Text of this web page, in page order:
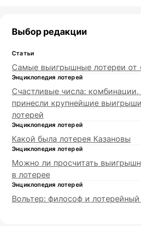
Выбор редакции
Статьи
Самые выигрышные лотереи от
Энциклопедия лотерей
Счастливые числа:
принесли крупнейшие
лотерей
Энциклопедия лотерей
Какой была лотерея Казановы
Энциклопедия лотерей
Можно ли просчитать
в лотерее
Энциклопедия лотерей
Вольтер: философ и